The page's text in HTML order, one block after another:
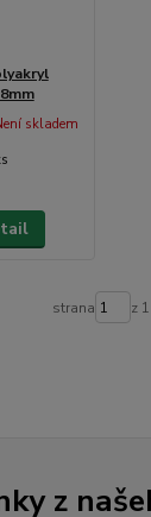
skladem
strana z 1
z